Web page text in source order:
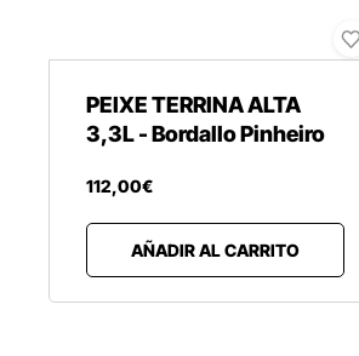
PEIXE TERRINA ALTA
3,3L - Bordallo Pinheiro
112,00€
AÑADIR AL CARRITO